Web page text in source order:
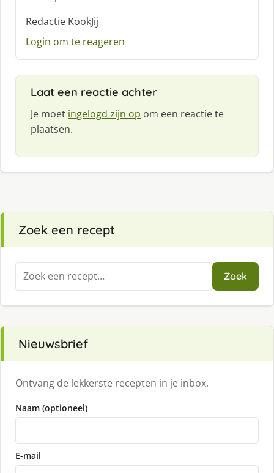
Redactie KookJij
Login om te reageren
Laat een reactie achter
Je moet ingelogd zijn op om een reactie te
plaatsen.
Zoek een recept
Zoeken
naar:
Zoek
Nieuwsbrief
Ontvang de lekkerste recepten in je inbox.
Naam (optioneel)
E-mail